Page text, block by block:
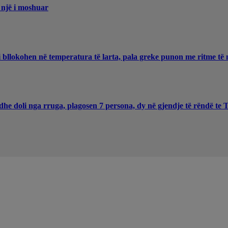
i moshuar
në temperatura të larta, pala greke punon me ritme të
doli nga rruga, plagosen 7 persona, dy në gjendje të rëndë te